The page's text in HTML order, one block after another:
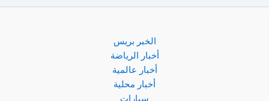
الخبر بريس
أخبار الرياضة
أخبار عالمية
أخبار محلية
سيارات